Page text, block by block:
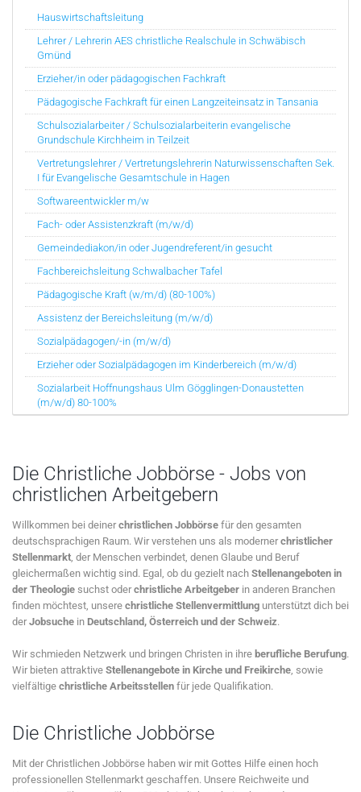
Hauswirtschaftsleitung
Lehrer / Lehrerin AES christliche Realschule in Schwäbisch
Gmünd
Erzieher/in oder pädagogischen Fachkraft
Pädagogische Fachkraft für einen Langzeiteinsatz in Tansania
Schulsozialarbeiter / Schulsozialarbeiterin evangelische
Grundschule Kirchheim in Teilzeit
Vertretungslehrer / Vertretungslehrerin Naturwissenschaften Sek.
I für Evangelische Gesamtschule in Hagen
Softwareentwickler m/w
Fach- oder Assistenzkraft (m/w/d)
Gemeindediakon/in oder Jugendreferent/in gesucht
Fachbereichsleitung Schwalbacher Tafel
Pädagogische Kraft (w/m/d) (80-100%)
Assistenz der Bereichsleitung (m/w/d)
Sozialpädagogen/-in (m/w/d)
Erzieher oder Sozialpädagogen im Kinderbereich (m/w/d)
Sozialarbeit Hoffnungshaus Ulm Gögglingen-Donaustetten
(m/w/d) 80-100%
Die Christliche Jobbörse - Jobs von
christlichen Arbeitgebern
Willkommen bei deinerchristlichen Jobbörse für den gesamten
deutschsprachigen Raum. Wir verstehen uns als modernerchristlicher
Stellenmarkt, der Menschen verbindet, denen Glaube und Beruf
gleichermaßen wichtig sind. Egal, ob du gezielt nach Stellenangeboten in
der Theologie suchst oderchristliche Arbeitgeber in anderen Branchen
finden möchtest, unsere christliche Stellenvermittlung unterstützt dich bei
derJobsuche in Deutschland, Österreich und der Schweiz.
Wir schmieden Netzwerk und bringen Christen in ihre berufliche Berufung.
Wir bieten attraktive Stellenangebote in Kirche und Freikirche, sowie
vielfältige christliche Arbeitsstellen für jede Qualifikation.
Die Christliche Jobbörse
Mit der Christlichen Jobbörse haben wir mit Gottes Hilfe einen hoch
professionellen Stellenmarkt geschaffen. Unsere Reichweite und